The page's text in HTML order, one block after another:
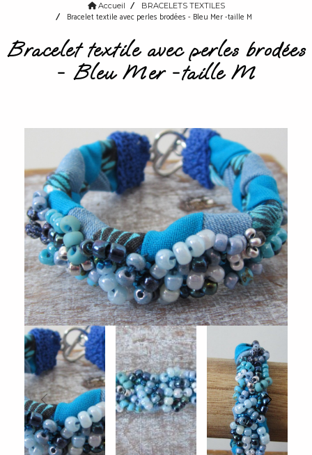
Accueil BRACELETS TEXTILES
Bracelet textile avec perles brodées - Bleu Mer -taille M
Bracelet textile avec perles brodées
- Bleu Mer -taille M